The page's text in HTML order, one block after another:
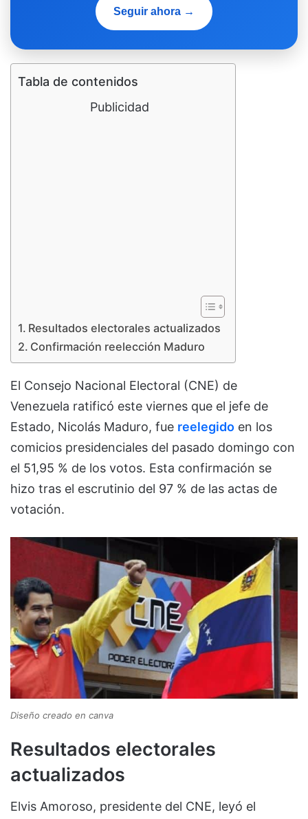
Seguir ahora →
Tabla de contenidos
Publicidad
Resultados electorales actualizados
Confirmación reelección Maduro
El Consejo Nacional Electoral (CNE) de
Venezuela ratificó este viernes que el jefe de
Estado, Nicolás Maduro, fue reelegido en los
comicios presidenciales del pasado domingo con
el 51,95 % de los votos. Esta confirmación se
hizo tras el escrutinio del 97 % de las actas de
votación.
Diseño creado en canva
Resultados electorales
actualizados
Elvis Amoroso, presidente del CNE, leyó el